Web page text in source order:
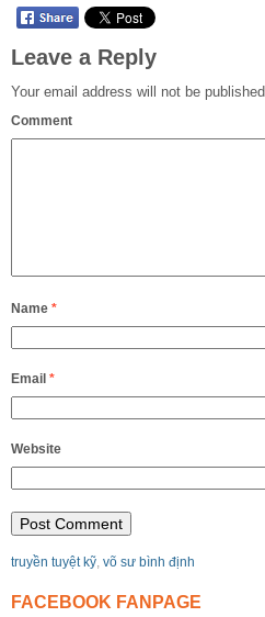
Leave a Reply
Your email address will not be published.
Comment
Name *
Email *
Website
truyền tuyệt kỹ, võ sư bình định
FACEBOOK FANPAGE